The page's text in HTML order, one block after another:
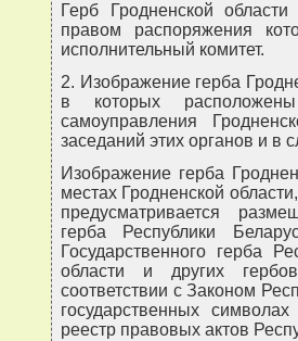
Герб Гродненской
правом распоряжения
исполнительный комитет.
2. Изображение герба
в которых
самоуправления
заседаний этих органов и в
Изображение герба
местах Гродненской
предусматривается
герба Республики
Государственного герба
области и других
соответствии с Законом
государственных
реестр правовых актов